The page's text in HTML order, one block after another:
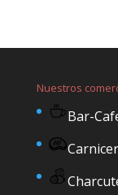
Nuestros
Bar-